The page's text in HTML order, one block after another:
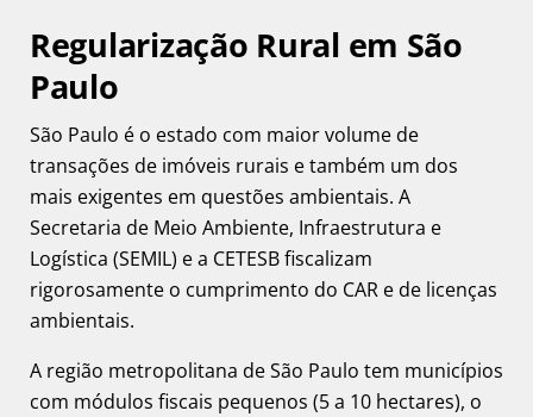
Regularização Rural em São
Paulo
São Paulo é o estado com maior volume de
transações de imóveis rurais e também um dos
mais exigentes em questões ambientais. A
Secretaria de Meio Ambiente, Infraestrutura e
Logística (SEMIL) e a CETESB fiscalizam
rigorosamente o cumprimento do CAR e de licenças
ambientais.
A região metropolitana de São Paulo tem municípios
com módulos fiscais pequenos (5 a 10 hectares), o